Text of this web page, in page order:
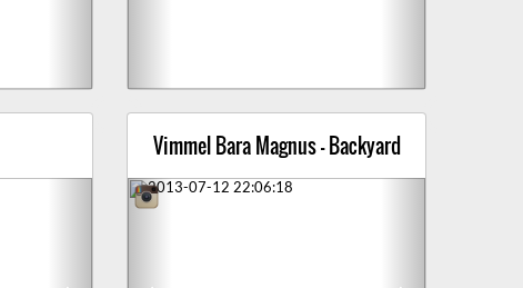
Vimmel Bara Magnus - Backyard
Previous